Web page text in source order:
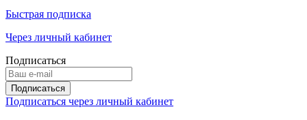
Быстрая подписка
Через личный кабинет
Подписаться
Подписаться через личный кабинет